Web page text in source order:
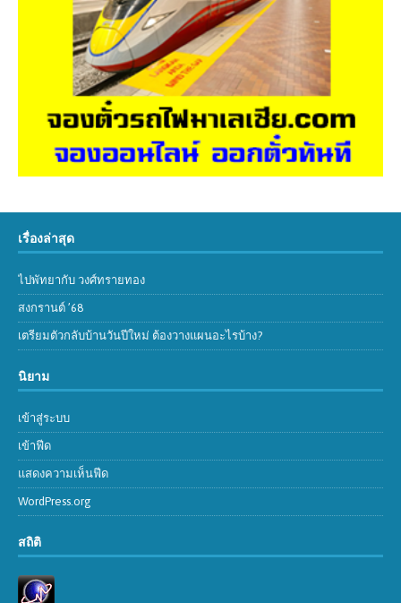
เรื่องล่าสุด
ไปพัทยากับ วงศ์ทรายทอง
สงกรานต์ ’68
เตรียมตัวกลับบ้านวันปีใหม่ ต้องวางแผนอะไรบ้าง?
นิยาม
เข้าสู่ระบบ
เข้าฟีด
แสดงความเห็นฟีด
WordPress.org
สถิติ